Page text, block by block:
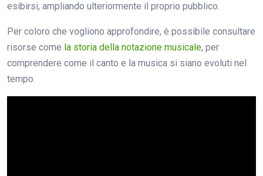
esibirsi, ampliando ulteriormente il proprio pubblico.
Per coloro che vogliono approfondire, è possibile consultare
risorse come la storia della notazione musicale, per
comprendere come il canto e la musica si siano evoluti nel
tempo.